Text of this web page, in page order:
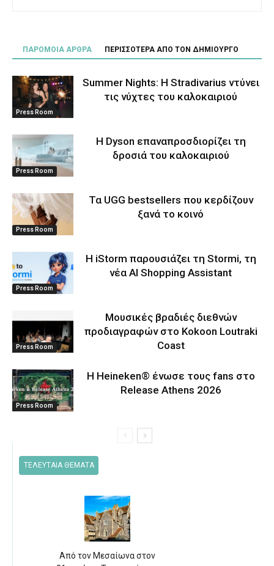
ΠΑΡΟΜΟΙΑ ΑΡΘΡΑ ΠΕΡΙΣΣΟΤΕΡΑ ΑΠΟ ΤΟΝ ΔΗΜΙΟΥΡΓΟ
Press Room
Summer Nights: Η Stradivarius ντύνει
τις νύχτες του καλοκαιριού
Press Room
Η Dyson επαναπροσδιορίζει τη
δροσιά του καλοκαιριού
Press Room
Τα UGG bestsellers που κερδίζουν
ξανά το κοινό
Press Room
Η iStorm παρουσιάζει τη Stormi, τη
νέα AI Shopping Assistant
Press Room
Μουσικές βραδιές διεθνών
προδιαγραφών στο Kokoon Loutraki
Coast
Press Room
Η Heineken® ένωσε τους fans στο
Release Athens 2026
ΤΕΛΕΥΤΑΙΑ ΘΕΜΑΤΑ
Από τον Μεσαίωνα στον